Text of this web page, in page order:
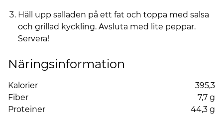
Häll upp salladen på ett fat och toppa med salsa
och grillad kyckling. Avsluta med lite peppar.
Servera!
Näringsinformation
Kalorier
395,3
Fiber
7,7 g
Proteiner
44,3 g